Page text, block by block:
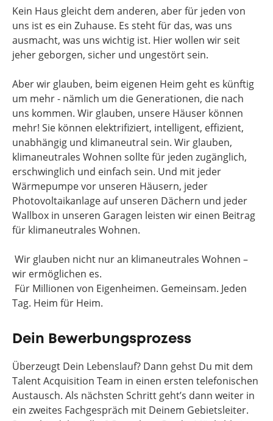
Kein Haus gleicht dem anderen, aber für jeden von
uns ist es ein Zuhause. Es steht für das, was uns
ausmacht, was uns wichtig ist. Hier wollen wir seit
jeher geborgen, sicher und ungestört sein.
Aber wir glauben, beim eigenen Heim geht es künftig
um mehr - nämlich um die Generationen, die nach
uns kommen. Wir glauben, unsere Häuser können
mehr! Sie können elektrifiziert, intelligent, effizient,
unabhängig und klimaneutral sein. Wir glauben,
klimaneutrales Wohnen sollte für jeden zugänglich,
erschwinglich und einfach sein. Und mit jeder
Wärmepumpe vor unseren Häusern, jeder
Photovoltaikanlage auf unseren Dächern und jeder
Wallbox in unseren Garagen leisten wir einen Beitrag
für klimaneutrales Wohnen.
Wir glauben nicht nur an klimaneutrales Wohnen –
wir ermöglichen es.
Für Millionen von Eigenheimen. Gemeinsam. Jeden
Tag. Heim für Heim.
Dein Bewerbungsprozess
Überzeugt Dein Lebenslauf? Dann gehst Du mit dem
Talent Acquisition Team in einen ersten telefonischen
Austausch. Als nächsten Schritt geht’s dann weiter in
ein zweites Fachgespräch mit Deinem Gebietsleiter.